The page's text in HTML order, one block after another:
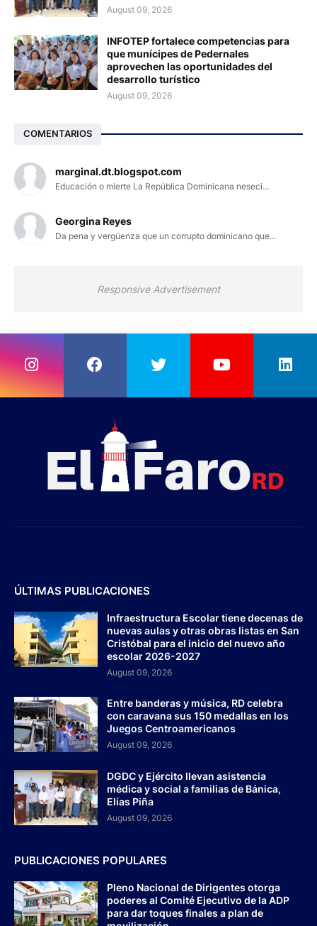
August 09, 2026
INFOTEP fortalece competencias para
que munícipes de Pedernales
aprovechen las oportunidades del
desarrollo turístico
August 09, 2026
COMENTARIOS
marginal.dt.blogspot.com
Educación o mierte La República Dominicana neseci...
Georgina Reyes
Da pena y vergüenza que un corrupto dominicano que...
Responsive Advertisement
ÚLTIMAS PUBLICACIONES
Infraestructura Escolar tiene decenas de
nuevas aulas y otras obras listas en San
Cristóbal para el inicio del nuevo año
escolar 2026-2027
August 09, 2026
Entre banderas y música, RD celebra
con caravana sus 150 medallas en los
Juegos Centroamericanos
August 09, 2026
DGDC y Ejército llevan asistencia
médica y social a familias de Bánica,
Elías Piña
August 09, 2026
PUBLICACIONES POPULARES
Pleno Nacional de Dirigentes otorga
poderes al Comité Ejecutivo de la ADP
para dar toques finales a plan de